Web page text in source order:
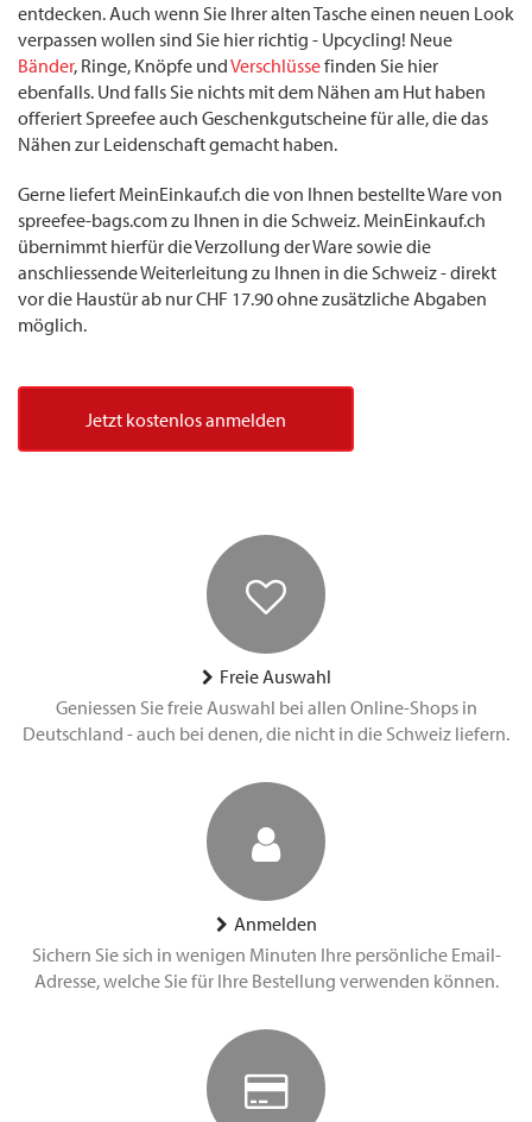
entdecken. Auch wenn Sie Ihrer alten Tasche einen neuen Look
verpassen wollen sind Sie hier richtig - Upcycling! Neue
Bänder, Ringe, Knöpfe undVerschlüssefinden Sie hier
ebenfalls. Und falls Sie nichts mit dem Nähen am Hut haben
offeriert Spreefee auch Geschenkgutscheine für alle, die das
Nähen zur Leidenschaft gemacht haben.
Gerne liefert MeinEinkauf.ch die von Ihnen bestellte Ware von
spreefee-bags.com zu Ihnen in die Schweiz. MeinEinkauf.ch
übernimmt hierfür die Verzollung der Ware sowie die
anschliessende Weiterleitung zu Ihnen in die Schweiz - direkt
vor die Haustür ab nur CHF 17.90 ohne zusätzliche Abgaben
möglich.
Jetzt kostenlos anmelden
Freie Auswahl
Geniessen Sie freie Auswahl bei allen Online-Shops in
Deutschland - auch bei denen, die nicht in die Schweiz liefern.
Anmelden
Sichern Sie sich in wenigen Minuten Ihre persönliche Email-
Adresse, welche Sie für Ihre Bestellung verwenden können.